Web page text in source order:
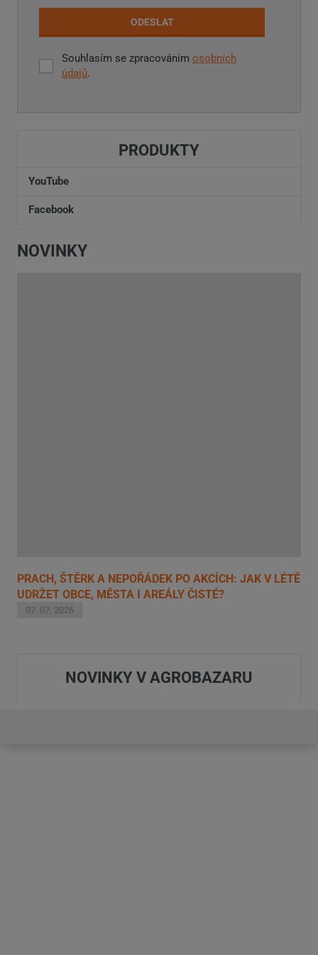
ODESLAT
Souhlasím
osobních
Souhlasím se zpracováním osobních
údajů.
odeslat.
PRODUKTY
YouTube
Facebook
NOVINKY
PRACH, ŠTĚRK A NEPOŘÁDEK PO AKCÍCH: JAK V LÉTĚ
UDRŽET OBCE, MĚSTA I AREÁLY ČISTÉ?
07. 07. 2026
NOVINKY V AGROBAZARU